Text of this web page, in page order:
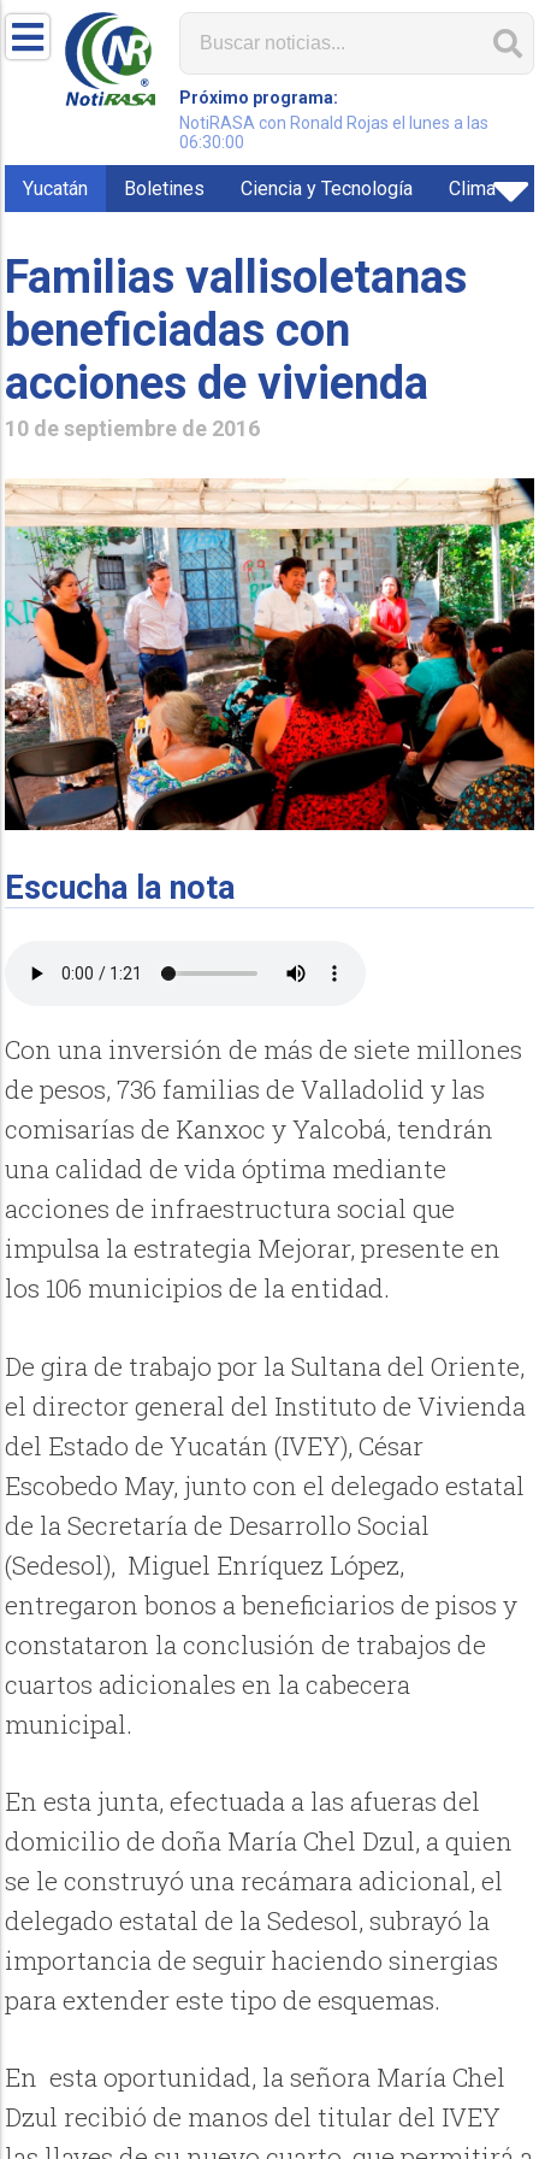
Próximo programa:
NotiRASA con Ronald Rojas el lunes a las
06:30:00
Yucatán Boletines Ciencia y Tecnología Clima
Familias vallisoletanas
beneficiadas con
acciones de vivienda
10 de septiembre de 2016
Escucha la nota
Con una inversión de más de siete millones
de pesos, 736 familias de Valladolid y las
comisarías de Kanxoc y Yalcobá, tendrán
una calidad de vida óptima mediante
acciones de infraestructura social que
impulsa la estrategia Mejorar, presente en
los 106 municipios de la entidad.
De gira de trabajo por la Sultana del Oriente,
el director general del Instituto de Vivienda
del Estado de Yucatán (IVEY), César
Escobedo May, junto con el delegado estatal
de la Secretaría de Desarrollo Social
(Sedesol), Miguel Enríquez López,
entregaron bonos a beneficiarios de pisos y
constataron la conclusión de trabajos de
cuartos adicionales en la cabecera
municipal.
En esta junta, efectuada a las afueras del
domicilio de doña María Chel Dzul, a quien
se le construyó una recámara adicional, el
delegado estatal de la Sedesol, subrayó la
importancia de seguir haciendo sinergias
para extender este tipo de esquemas.
En esta oportunidad, la señora María Chel
Dzul recibió de manos del titular del IVEY